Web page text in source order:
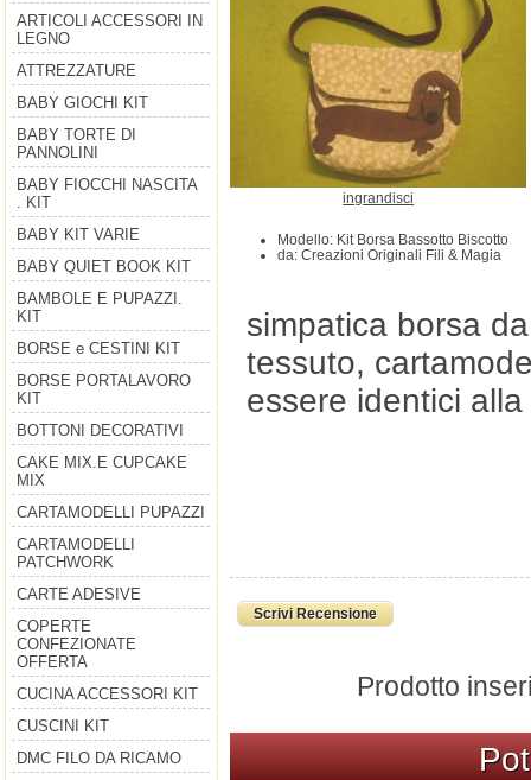
ARTICOLI ACCESSORI IN
LEGNO
ATTREZZATURE
BABY GIOCHI KIT
BABY TORTE DI
PANNOLINI
BABY FIOCCHI NASCITA
. KIT
BABY KIT VARIE
BABY QUIET BOOK KIT
BAMBOLE E PUPAZZI.
KIT
BORSE e CESTINI KIT
BORSE PORTALAVORO
KIT
BOTTONI DECORATIVI
CAKE MIX.E CUPCAKE
MIX
CARTAMODELLI PUPAZZI
CARTAMODELLI
PATCHWORK
CARTE ADESIVE
COPERTE
CONFEZIONATE
OFFERTA
CUCINA ACCESSORI KIT
CUSCINI KIT
DMC FILO DA RICAMO
ingrandisci
Modello: Kit Borsa Bassotto Biscotto
da: Creazioni Originali Fili & Magia
simpatica borsa
tessuto,
essere identici
Scrivi Recensione
Prodotto